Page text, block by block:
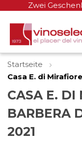
Zwei
Startseite
Casa E. di
CASA E. DI
BARBERA
2021